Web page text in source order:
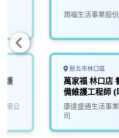
護
限公
潤福生活事業股
新北市林口區
萬家福 林口店
備維護工程師 (
北
康達盛通生活事
司